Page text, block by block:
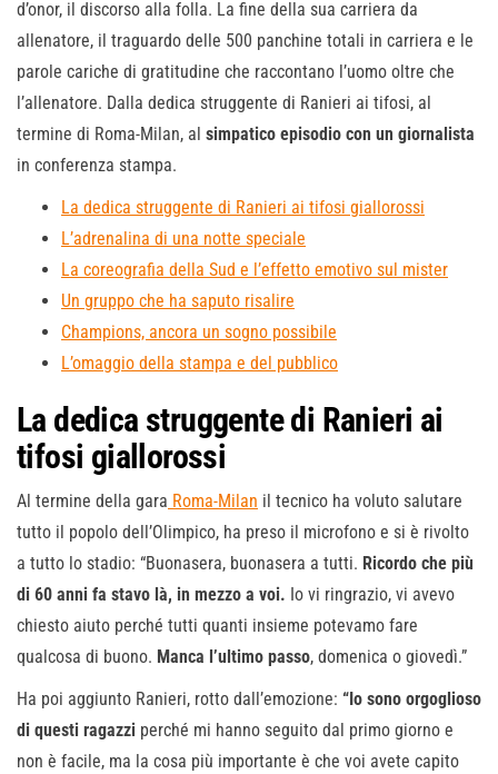
d’onor, il discorso alla folla. La fine della sua carriera da
allenatore, il traguardo delle 500 panchine totali in carriera e le
parole cariche di gratitudine che raccontano l’uomo oltre che
l’allenatore. Dalla dedica struggente di Ranieri ai tifosi, al
termine di Roma-Milan, al simpatico episodio con un giornalista
in conferenza stampa.
La dedica struggente di Ranieri ai tifosi giallorossi
L’adrenalina di una notte speciale
La coreografia della Sud e l’effetto emotivo sul mister
Un gruppo che ha saputo risalire
Champions, ancora un sogno possibile
L’omaggio della stampa e del pubblico
La dedica struggente di Ranieri ai
tifosi giallorossi
Al termine della gara Roma-Milan il tecnico ha voluto salutare
tutto il popolo dell’Olimpico, ha preso il microfono e si è rivolto
a tutto lo stadio: “Buonasera, buonasera a tutti. Ricordo che più
di 60 anni fa stavo là, in mezzo a voi. Io vi ringrazio, vi avevo
chiesto aiuto perché tutti quanti insieme potevamo fare
qualcosa di buono. Manca l’ultimo passo, domenica o giovedì.”
Ha poi aggiunto Ranieri, rotto dall’emozione: “Io sono orgoglioso
di questi ragazzi perché mi hanno seguito dal primo giorno e
non è facile, ma la cosa più importante è che voi avete capito